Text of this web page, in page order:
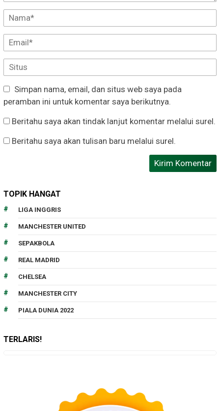
Simpan nama, email, dan situs web saya pada
peramban ini untuk komentar saya berikutnya.
Beritahu saya akan tindak lanjut komentar melalui surel.
Beritahu saya akan tulisan baru melalui surel.
TOPIK HANGAT
LIGA INGGRIS
MANCHESTER UNITED
SEPAKBOLA
REAL MADRID
CHELSEA
MANCHESTER CITY
PIALA DUNIA 2022
TERLARIS!